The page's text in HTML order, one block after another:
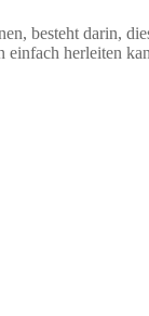
besteht darin,
einfach herleiten